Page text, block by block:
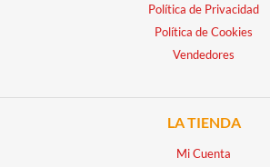
Política de Privacidad
Política de Cookies
Vendedores
LA TIENDA
Mi Cuenta